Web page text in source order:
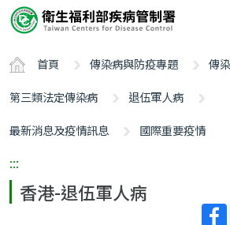
要
容
ALT+C
首頁 傳染病與防疫專題
傳
第三類法定傳染病
退伍軍人病
最新消息及疫情訊息
國際重要疫情
:::
香港-退伍軍人病